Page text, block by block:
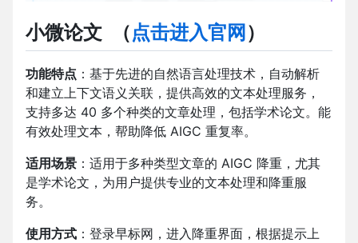
小微论文 （点击进入官网 ）
功能特点 ：基于先进的自然语言处理技术，自动解析
和建立上下文语义关联，提供高效的文本处理服务，
支持多达 40 多个种类的文章处理，包括学术论文。能
有效处理文本，帮助降低 AIGC 重复率。
适用场景 ：适用于多种类型文章的 AIGC 降重，尤其
是学术论文，为用户提供专业的文本处理和降重服
务。
使用方式 ：登录早标网，进入降重界面，根据提示上